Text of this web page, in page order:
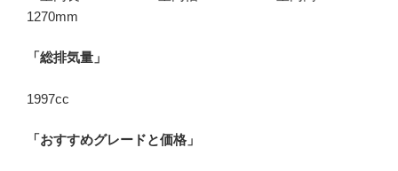
1270mm
「総排気量」
1997cc
「おすすめグレードと価格」